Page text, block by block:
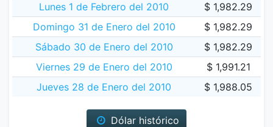
Lunes 1 de Febrero del 2010
$ 1,982.29
Domingo 31 de Enero del 2010
$ 1,982.29
Sábado 30 de Enero del 2010
$ 1,982.29
Viernes 29 de Enero del 2010
$ 1,991.21
Jueves 28 de Enero del 2010
$ 1,988.05
Dólar histórico